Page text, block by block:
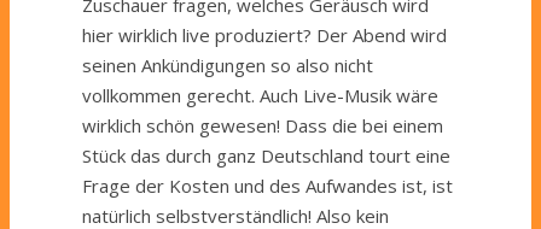
hier wirklich live produziert? Der Abend wird
seinen Ankündigungen so also nicht
vollkommen gerecht. Auch Live-Musik wäre
wirklich schön gewesen! Dass die bei einem
Stück das durch ganz Deutschland tourt eine
Frage der Kosten und des Aufwandes ist, ist
natürlich selbstverständlich! Also kein